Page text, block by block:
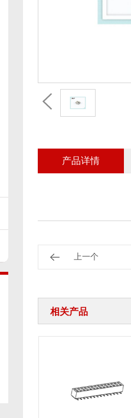
产品详情
上一个
相关产品